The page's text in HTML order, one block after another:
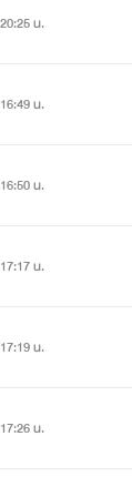
น.
น.
น.
น.
น.
น.